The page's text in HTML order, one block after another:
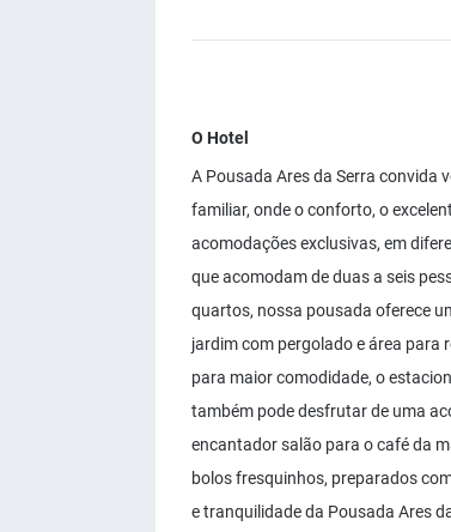
O Hotel
A Pousada Ares da Serra convida
familiar, onde o conforto, o
acomodações exclusivas, em
que acomodam de duas a seis
quartos, nossa pousada oferece
jardim com pergolado e área para
para maior comodidade, o
também pode desfrutar de uma
encantador salão para o café da
bolos fresquinhos, preparados
e tranquilidade da Pousada Ares